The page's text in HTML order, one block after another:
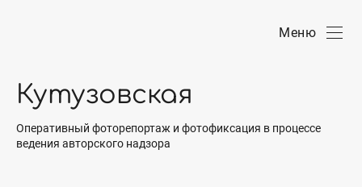
Меню
Кутузовская
Оперативный фоторепортаж и фотофиксация в процессе
ведения авторского надзора